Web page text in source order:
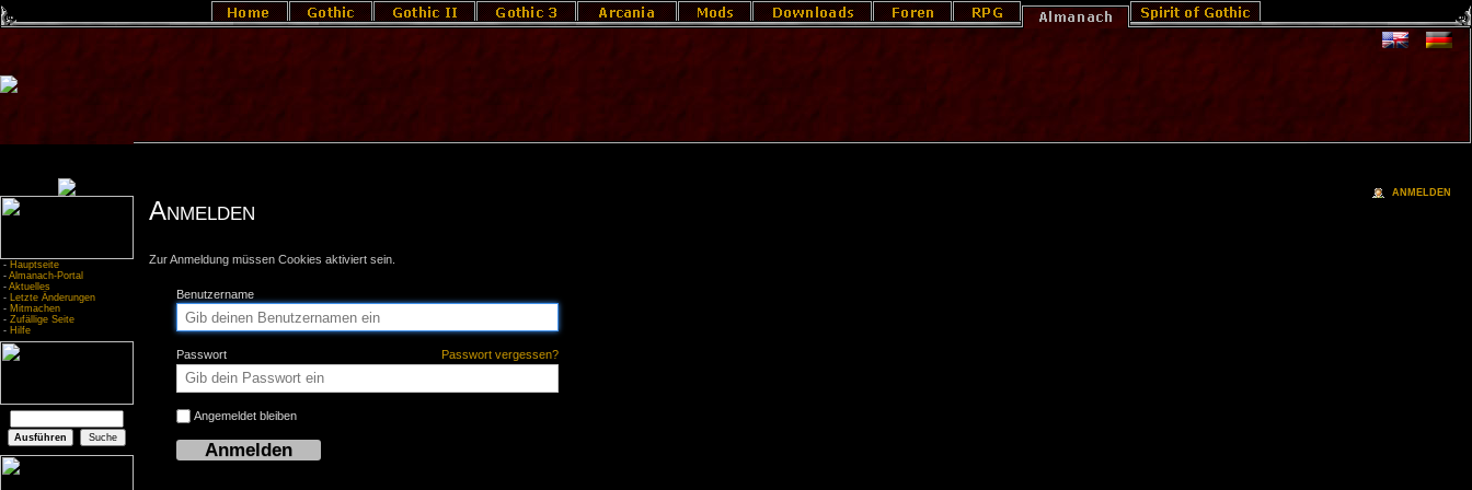
- Hauptseite
- Almanach-Portal
- Aktuelles
- Letzte Änderungen
- Mitmachen
- Zufällige Seite
- Hilfe
Anmelden
Zur Anmeldung müssen Cookies aktiviert sein.
Benutzername
Passwort Passwort vergessen?
Angemeldet bleiben
ANMELDEN